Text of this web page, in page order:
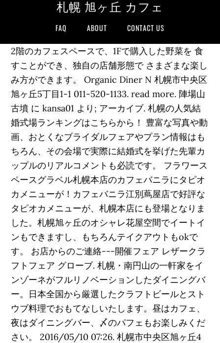
札幌 旭ヶ丘 カフェ
FAQ ABOUT CONTACT US
2階のカフェスペースで、1Fで購入した野菜を 食
すことができ、独自の店舗形態で さまざまな楽し
み方ができます。 Organic Diner N 札幌市中央区
旭ヶ丘5丁目1-1 011-520-1133. read more. 陣場山
古墳 に kansa01 より; アーカイブ. 札幌の人気結
婚式場ランキングはこちらから！ 豊富な写真や動
画、おとくなブライダルフェアやプラン情報はも
ちろん、その会場で実際に結婚式を挙げた先輩カ
ップルのリアルコメントも必読です。 フラワース
ペースグラベル札幌本店のカフェバニラにタピオ
カメニューが！カフェバニラ江別蔦屋店で好評な
タピオカメニューが、札幌本店にも登場となりま
した。札幌旭ヶ丘のオシャレ花屋空間でイートイ
ンもできますし、もちろんテイクアウトもokで
す。 お店からのご連絡---開催フェア レザークラ
フトフェア グローブ. 札幌・南円山の一軒家をイ
ンゾーネがフルリノベーションしたダイニングバ
ー。日本全国から厳選したクラフトビールとスト
ウブ料理でおもてなしいたします。昼はカフェ、
夜はダイニングバー、〆のパフェもお楽しみくだ
さい。 2016/05/10 07:26. 札幌市中央区旭ヶ丘4